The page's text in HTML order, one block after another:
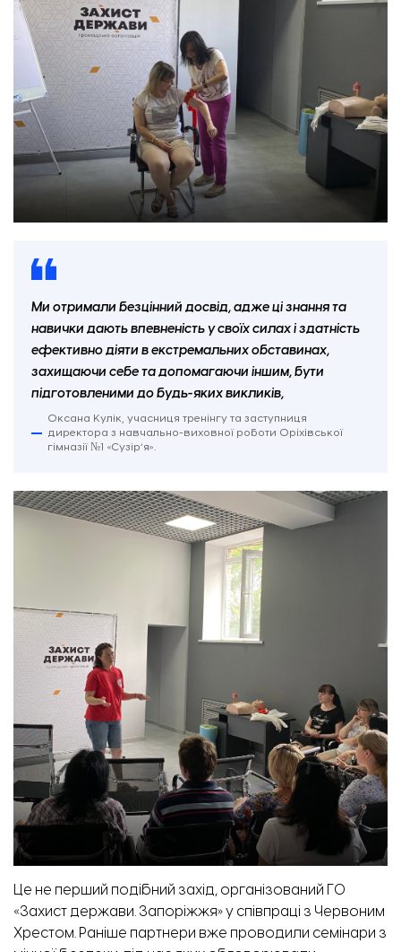
Ми отримали безцінний досвід, адже ці знання та
навички дають впевненість у своїх силах і здатність
ефективно діяти в екстремальних обставинах,
захищаючи себе та допомагаючи іншим, бути
підготовленими до будь-яких викликів,
Оксана Кулік, учасниця тренінгу та заступниця
директора з навчально-виховної роботи Оріхівської
гімназії №1 «Сузірʼя».
Це не перший подібний захід, організований ГО
«Захист держави. Запоріжжя» у співпраці з Червоним
Хрестом. Раніше партнери вже проводили семінари з